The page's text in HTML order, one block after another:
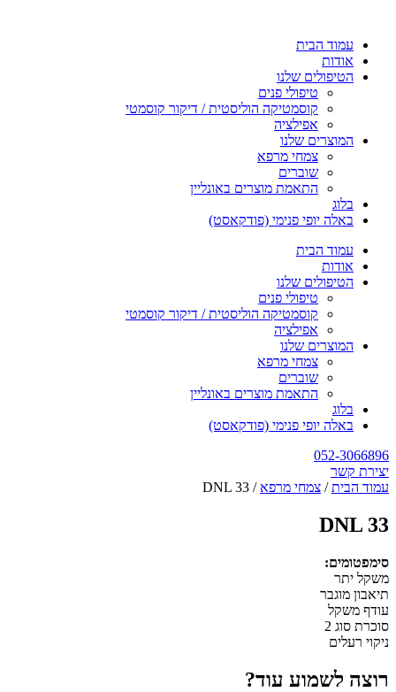
עמוד הבית
אודות
הטיפולים שלנו
טיפולי פנים
קוסמטיקה הוליסטית / דיקור קוסמטי
אפילציה
המוצרים שלנו
צמחי מרפא
שוברים
התאמת מוצרים באונליין
בלוג
באלה יופי פנימי (פודקאסט)
עמוד הבית
אודות
הטיפולים שלנו
טיפולי פנים
קוסמטיקה הוליסטית / דיקור קוסמטי
אפילציה
המוצרים שלנו
צמחי מרפא
שוברים
התאמת מוצרים באונליין
בלוג
באלה יופי פנימי (פודקאסט)
052-3066896
יצירת קשר
עמוד הבית/ צמחי מרפא / DNL 33
DNL 33
סימפטומים:
משקל יתר
תיאבון מוגבר
עודף משקל
סוכרת סוג 2
ניקוי רעלים
רוצה לשמוע עוד?